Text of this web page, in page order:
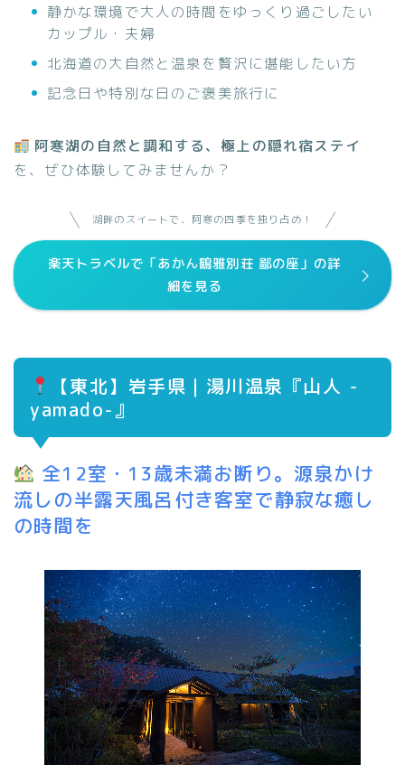
静かな環境で大人の時間をゆっくり過ごしたい
カップル・夫婦
北海道の大自然と温泉を贅沢に堪能したい方
記念日や特別な日のご褒美旅行に
阿寒湖の自然と調和する、極上の隠れ宿ステイ
を、ぜひ体験してみませんか？
湖畔のスイートで、阿寒の四季を独り占め！
楽天トラベルで「あかん鶴雅別荘 鄙の座」の詳
細を見る
【東北】岩手県｜湯川温泉『山人 -
yamado-』
全12室・13歳未満お断り。源泉かけ
流しの半露天風呂付き客室で静寂な癒し
の時間を